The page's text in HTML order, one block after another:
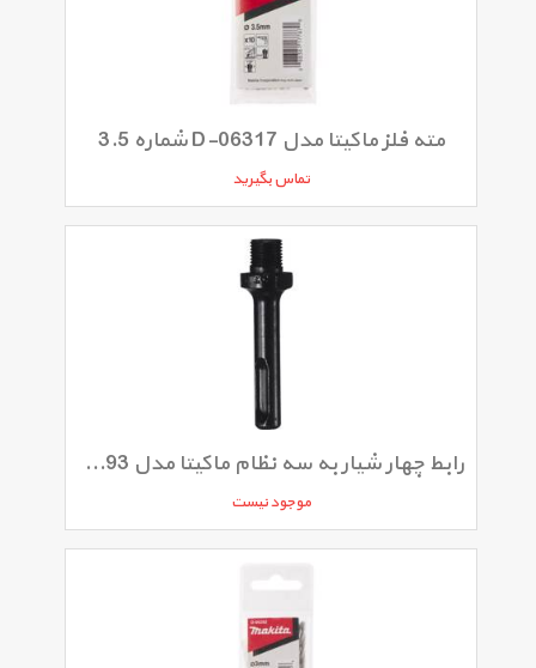
مته فلز ماکیتا مدل D-06317 شماره 3.5
تماس بگیرید
رابط چهار شیار به سه نظام ماکیتا مدل D-14093
موجود نیست